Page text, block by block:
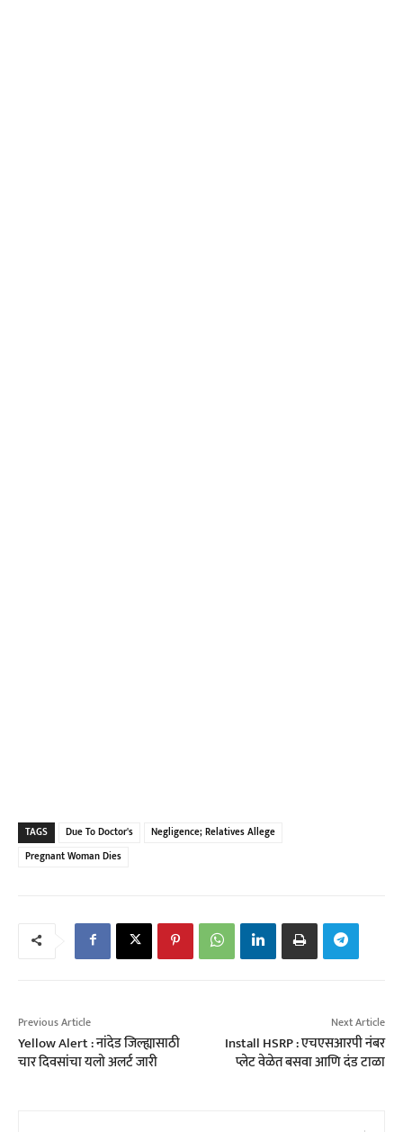
TAGS Due To Doctor's
Negligence; Relatives Allege
Pregnant Woman Dies
Previous Article
Yellow Alert : नांदेड जिल्ह्यासाठी
चार दिवसांचा यलो अलर्ट जारी
Next Article
Install HSRP : एचएसआरपी नंबर
प्लेट वेळेत बसवा आणि दंड टाळा